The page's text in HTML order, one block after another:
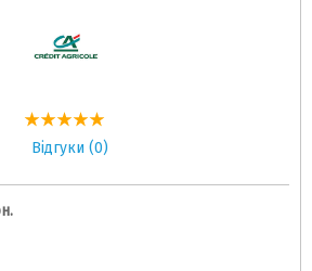
Відгуки (0)